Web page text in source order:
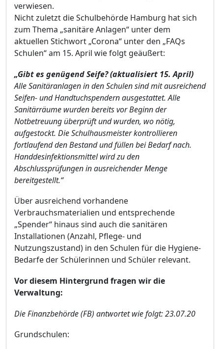
verwiesen.
Nicht zuletzt die Schulbehörde Hamburg hat sich
zum Thema „sanitäre Anlagen“ unter dem
aktuellen Stichwort „Corona“ unter den „FAQs
Schulen“ am 15. April wie folgt geäußert:
„Gibt es genügend Seife?(aktualisiert 15. April)
Alle Sanitäranlagen in den Schulen sind mit ausreichend
Seifen- und Handtuchspendern ausgestattet. Alle
Sanitärräume wurden bereits vor Beginn der
Notbetreuung überprüft und wurden, wo nötig,
aufgestockt. Die Schulhausmeister kontrollieren
fortlaufend den Bestand und füllen bei Bedarf nach.
Handdesinfektionsmittel wird zu den
Abschlussprüfungen in ausreichender Menge
bereitgestellt.“
Über ausreichend vorhandene
Verbrauchsmaterialien und entsprechende
„Spender“ hinaus sind auch die sanitären
Installationen (Anzahl, Pflege- und
Nutzungszustand) in den Schulen für die Hygiene-
Bedarfe der Schülerinnen und Schüler relevant.
Vor diesem Hintergrund fragen wir die
Verwaltung:
Die Finanzbehörde (FB) antwortet wie folgt:23.07.20
Grundschulen: